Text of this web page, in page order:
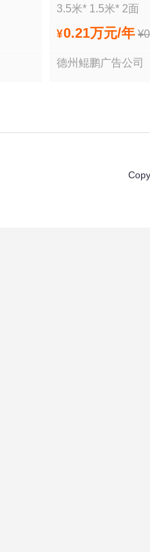
3.5米* 1.5米* 2面
¥0.21万元/年 ¥
德州鲲鹏广告公司